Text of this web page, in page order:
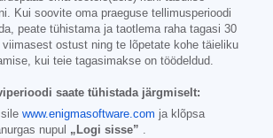
Kui soovite oma praeguse tellimusperioodi
peate tühistama ja taotlema raha tagasi 30
ostust ning te lõpetate kohe täieliku
kui teie tagasimakse on töödeldud.
saate tühistada järgmiselt:
www.enigmasoftware.com ja klõpsa
nupul „Logi sisse” .